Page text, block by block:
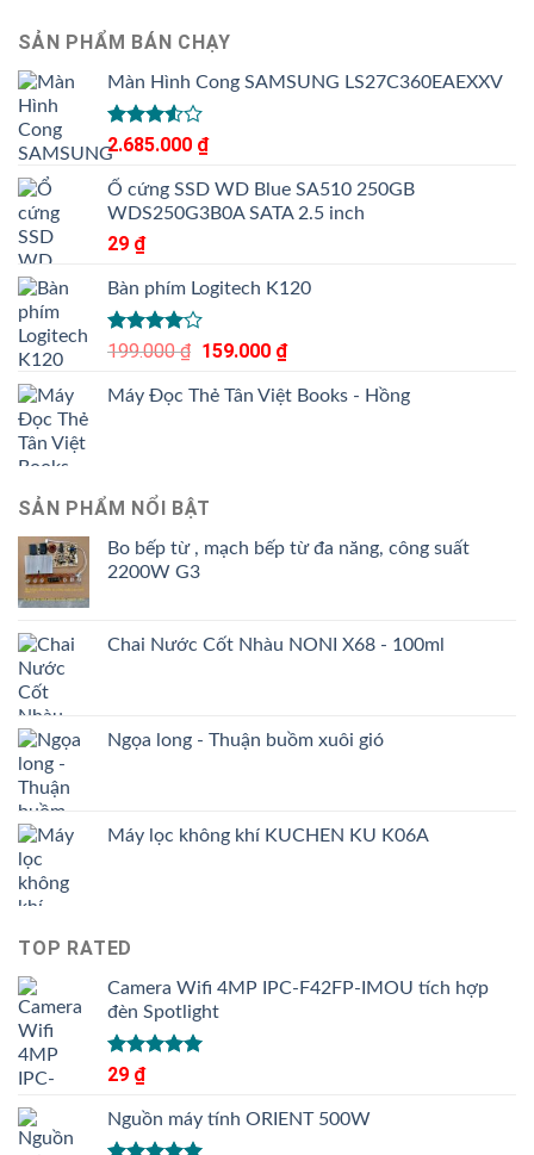
SẢN PHẨM BÁN CHẠY
Màn Hình Cong SAMSUNG LS27C360EAEXXV
Được
xếp
hạng
3.505
sao
2.685.000 ₫
Ổ cứng SSD WD Blue SA510 250GB
WDS250G3B0A SATA 2.5 inch
29 ₫
Bàn phím Logitech K120
Được
4.00 5
sao
199.000₫
Giá
là:
159.000 ₫Giá
tại
Máy Đọc Thẻ Tân Việt Books - Hồng
SẢN PHẨM NỔI BẬT
Bo bếp từ , mạch bếp từ đa năng, công suất
2200W G3
Chai Nước Cốt Nhàu NONI X68 - 100ml
Ngọa long - Thuận buồm xuôi gió
Máy lọc không khí KUCHEN KU K06A
TOP RATED
Camera Wifi 4MP IPC-F42FP-IMOU tích hợp
đèn Spotlight
Được xếp
hạng
5 sao
29 ₫
Nguồn máy tính ORIENT 500W